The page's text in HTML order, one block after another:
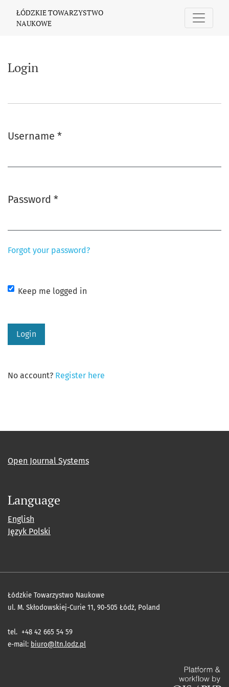
Login
ŁÓDZKIE TOWARZYSTWO
NAUKOWE
Login
Username *
Password *
Forgot your password?
Keep me logged in
Login
No account? Register here
Open Journal Systems
Language
English
Język Polski
Łódzkie Towarzystwo Naukowe
ul. M. Skłodowskiej-Curie 11, 90-505 Łódź, Poland
tel. +48 42 665 54 59
e-mail: biuro@ltn.lodz.pl